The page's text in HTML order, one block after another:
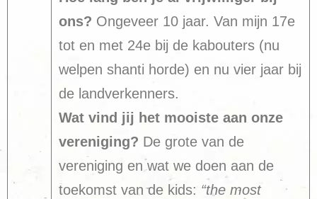
ons? Ongeveer 10 jaar. Van mijn 17e
tot en met 24e bij de kabouters (nu
welpen shanti horde) en nu vier jaar bij
de landverkenners.
Wat vind jij het mooiste aan onze
vereniging? De grote van de
vereniging en wat we doen aan de
toekomst van de kids: “the most